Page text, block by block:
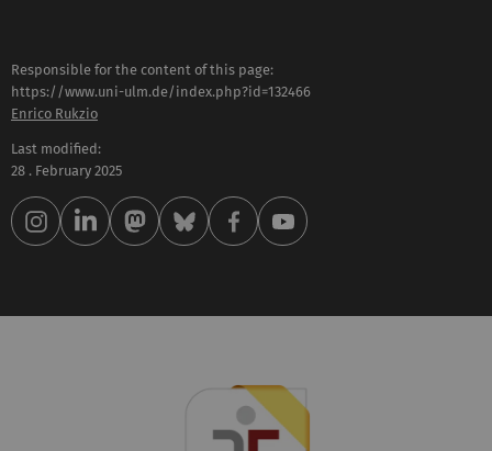
Responsible for the content of this page:
https://www.uni-ulm.de/index.php?id=132466
Enrico Rukzio
Last modified:
28 . February 2025